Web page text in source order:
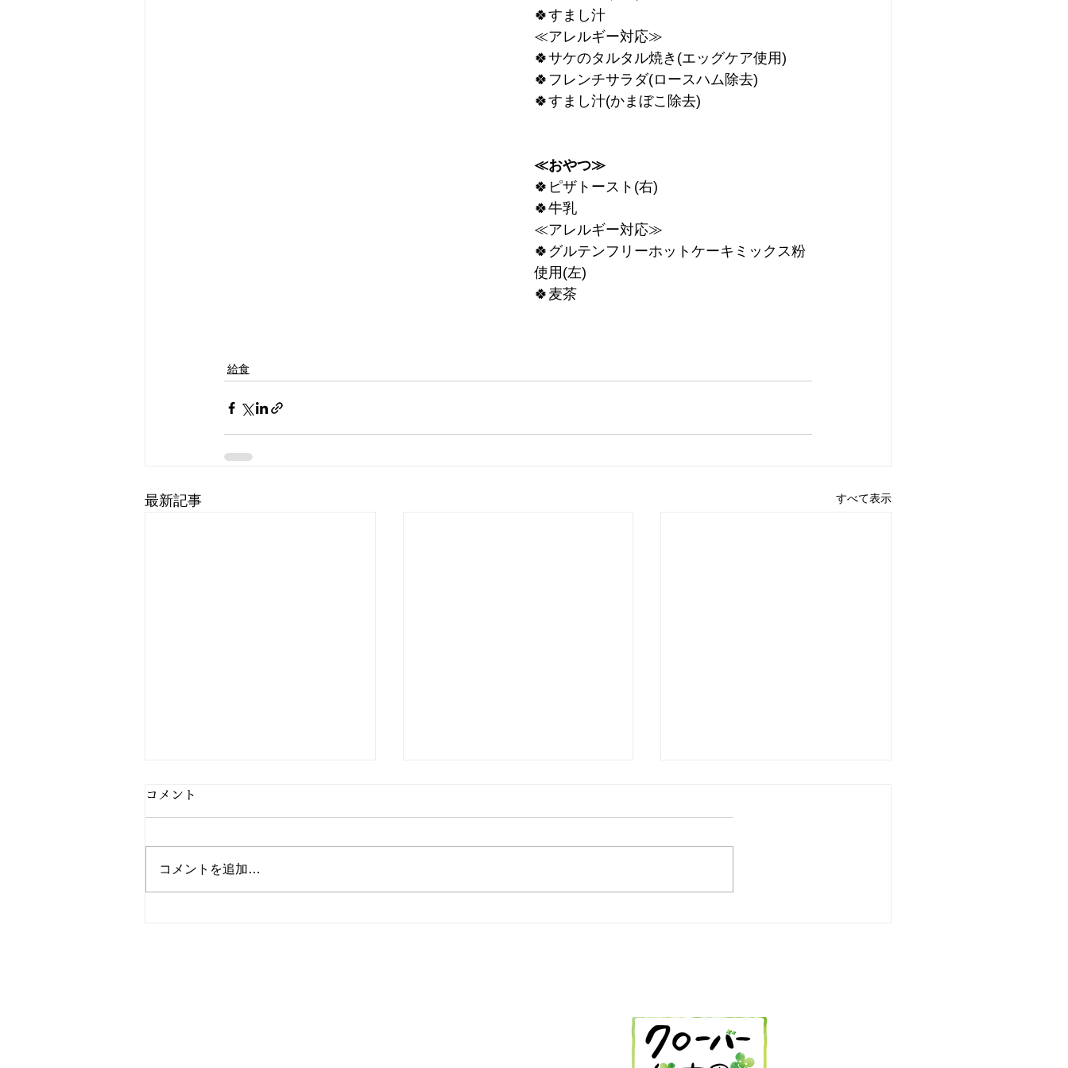
🍀すまし汁
≪アレルギー対応≫
🍀サケのタルタル焼き(エッグケア使用)
🍀フレンチサラダ(ロースハム除去)
🍀すまし汁(かまぼこ除去)
≪おやつ≫
🍀ピザトースト(右)
🍀牛乳
≪アレルギー対応≫
🍀グルテンフリーホットケーキミックス粉
使用(左)
🍀麦茶
給食
最新記事 すべて表示
2/27 今日の献立
コメント
コメントを追加…